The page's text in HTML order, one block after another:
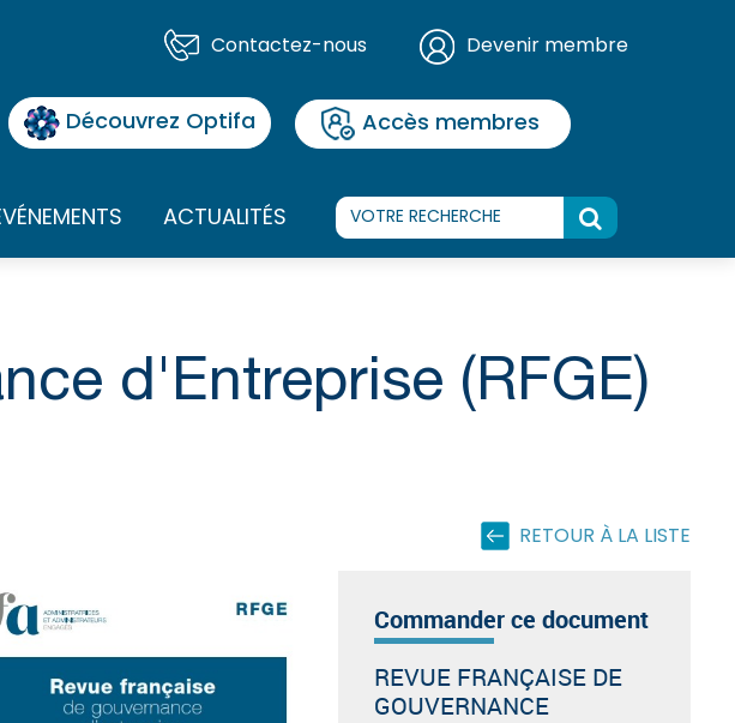
Contactez-nous
Devenir membre
Découvrez Optifa Accès membres
ACTUALITÉS
d'Entreprise (RFGE)
RETOUR À LA LISTE
Commander ce document
REVUE FRANÇAISE DE
GOUVERNANCE